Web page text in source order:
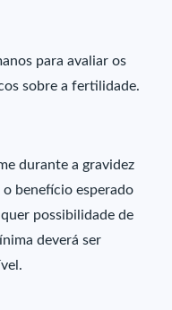
para avaliar os
sobre a fertilidade.
durante a gravidez
o benefício esperado
possibilidade de
deverá ser